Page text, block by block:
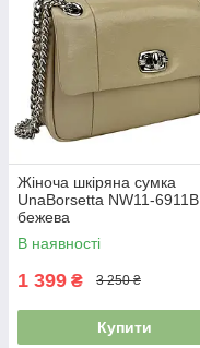
Жіноча шкіряна сумка
UnaBorsetta NW11-6911B
бежева
В наявності
1 399 ₴ 3 250 ₴
Купити